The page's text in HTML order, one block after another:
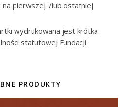
na pierwszej i/lub ostatniej
wydrukowana jest krótka
statutowej Fundacji
PRODUKTY